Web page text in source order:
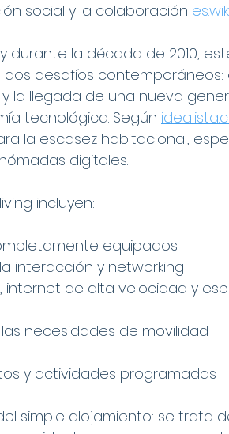
social y la colaboración
durante la década de 2010,
desafíos
la llegada de una nueva
tecnológica. Según
la escasez habitacional,
digitales.
incluyen:
equipados
interacción y networking
internet de alta velocidad y
necesidades de movilidad
y actividades programadas
simple alojamiento: se trata